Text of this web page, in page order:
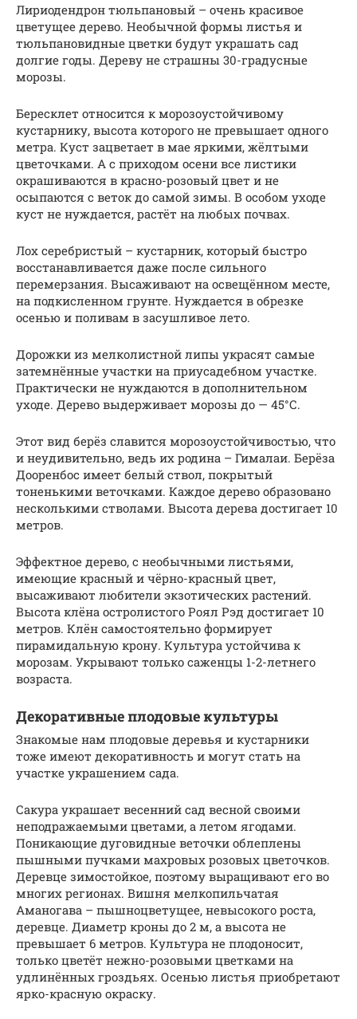
Лириодендрон тюльпановый – очень красивое
цветущее дерево. Необычной формы листья и
тюльпановидные цветки будут украшать сад
долгие годы. Дереву не страшны 30-градусные
морозы.
Бересклет относится к морозоустойчивому
кустарнику, высота которого не превышает одного
метра. Куст зацветает в мае яркими, жёлтыми
цветочками. А с приходом осени все листики
окрашиваются в красно-розовый цвет и не
осыпаются с веток до самой зимы. В особом уходе
куст не нуждается, растёт на любых почвах.
Лох серебристый – кустарник, который быстро
восстанавливается даже после сильного
перемерзания. Высаживают на освещённом месте,
на подкисленном грунте. Нуждается в обрезке
осенью и поливам в засушливое лето.
Дорожки из мелколистной липы украсят самые
затемнённые участки на приусадебном участке.
Практически не нуждаются в дополнительном
уходе. Дерево выдерживает морозы до — 45°С.
Этот вид берёз славится морозоустойчивостью, что
и неудивительно, ведь их родина – Гималаи. Берёза
Дооренбос имеет белый ствол, покрытый
тоненькими веточками. Каждое дерево образовано
несколькими стволами. Высота дерева достигает 10
метров.
Эффектное дерево, с необычными листьями,
имеющие красный и чёрно-красный цвет,
высаживают любители экзотических растений.
Высота клёна остролистого Роял Рэд достигает 10
метров. Клён самостоятельно формирует
пирамидальную крону. Культура устойчива к
морозам. Укрывают только саженцы 1-2-летнего
возраста.
Декоративные плодовые культуры
Знакомые нам плодовые деревья и кустарники
тоже имеют декоративность и могут стать на
участке украшением сада.
Сакура украшает весенний сад весной своими
неподражаемыми цветами, а летом ягодами.
Поникающие дуговидные веточки облеплены
пышными пучками махровых розовых цветочков.
Деревце зимостойкое, поэтому выращивают его во
многих регионах. Вишня мелкопильчатая
Аманогава – пышноцветущее, невысокого роста,
деревце. Диаметр кроны до 2 м, а высота не
превышает 6 метров. Культура не плодоносит,
только цветёт нежно-розовыми цветками на
удлинённых гроздьях. Осенью листья приобретают
ярко-красную окраску.